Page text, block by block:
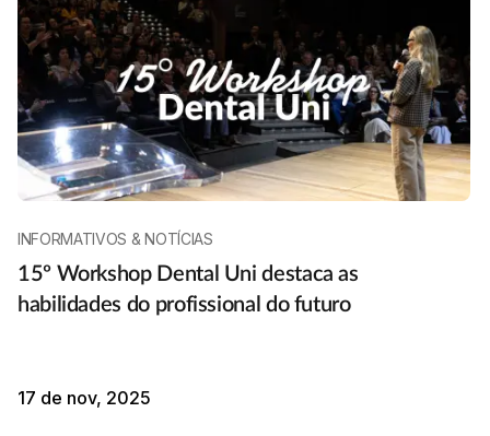
INFORMATIVOS & NOTÍCIAS
15º Workshop Dental Uni destaca as
habilidades do profissional do futuro
17 de nov, 2025